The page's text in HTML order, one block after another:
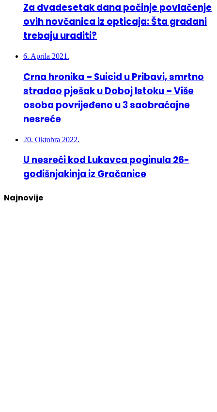
Za dvadesetak dana počinje povlačenje
ovih novčanica iz opticaja: Šta građani
trebaju uraditi?
6. Aprila 2021.
Crna hronika – Suicid u Pribavi, smrtno
stradao pješak u Doboj Istoku – Više
osoba povrijeđeno u 3 saobraćajne
nesreće
20. Oktobra 2022.
U nesreći kod Lukavca poginula 26-
godišnjakinja iz Gračanice
Najnovije